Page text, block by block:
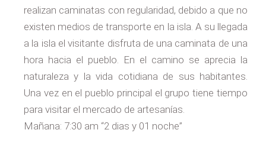
realizan caminatas con regularidad, debido a que no
existen medios de transporte en la isla. A su llegada
a la isla el visitante disfruta de una caminata de una
hora hacia el pueblo. En el camino se aprecia la
naturaleza y la vida cotidiana de sus habitantes.
Una vez en el pueblo principal el grupo tiene tiempo
para visitar el mercado de artesanías.
Mañana: 7:30 am “2 dias y 01 noche”